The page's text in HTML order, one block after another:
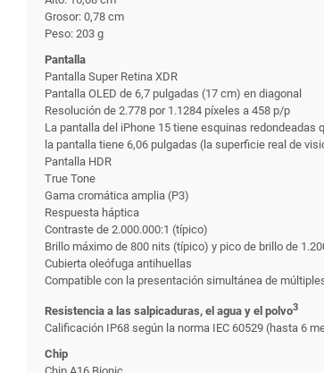
Grosor: 0,78 cm
Peso: 203 g
Pantalla
Pantalla Super Retina XDR
Pantalla OLED de 6,7 pulgadas (17 cm) en diagonal
Resolución de 2.778 por 1.1284 píxeles a 458 p/p
La pantalla del iPhone 15 tiene esquinas
la pantalla tiene 6,06 pulgadas (la superficie real de
Pantalla HDR
True Tone
Gama cromática amplia (P3)
Respuesta háptica
Contraste de 2.000.000:1 (típico)
Brillo máximo de 800 nits (típico) y pico de brillo de
Cubierta oleófuga antihuellas
Compatible con la presentación simultánea de
Resistencia a las salpicaduras, el agua y el polvo3
Calificación IP68 según la norma IEC 60529 (hasta 6
Chip